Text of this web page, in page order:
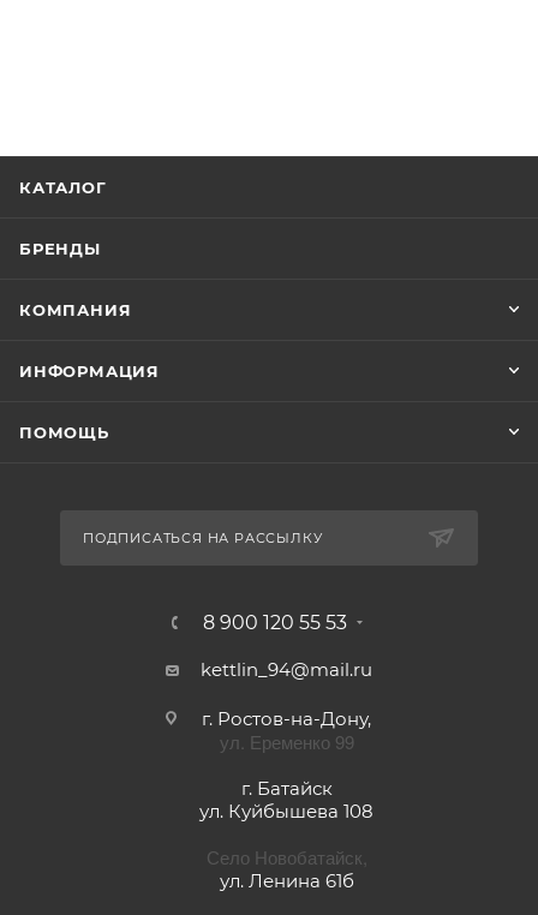
КАТАЛОГ
БРЕНДЫ
КОМПАНИЯ
ИНФОРМАЦИЯ
ПОМОЩЬ
ПОДПИСАТЬСЯ НА РАССЫЛКУ
8 900 120 55 53
kettlin_94@mail.ru
г. Ростов-на-Дону,
ул. Еременко 99
г. Батайск
ул. Куйбышева 108
Село Новобатайск,
ул. Ленина 61б